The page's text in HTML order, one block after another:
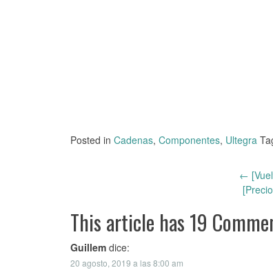
Posted in Cadenas, Componentes, Ultegra
navigation
←
This article has 19
Guillem dice:
20 agosto, 2019 a las 8:00 am